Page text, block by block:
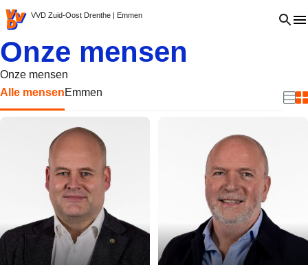
VVD.nl - Ga naar de homepage
VVD Zuid-Oost Drenthe | Emmen Open
Onze mensen
Onze mensen
Alle mensenEmmen